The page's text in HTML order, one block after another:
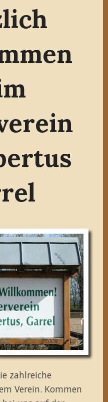
zahlreiche
Verein. Kommen